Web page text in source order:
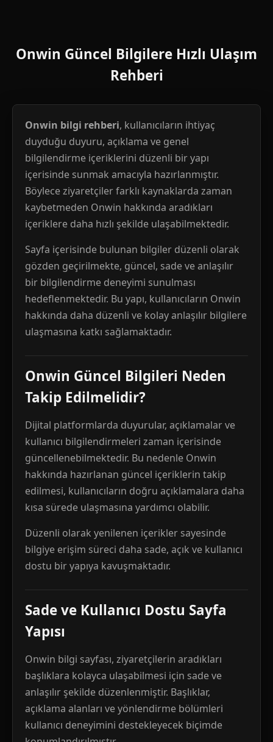
Onwin Güncel Bilgilere Hızlı Ulaşım
Rehberi
Onwin bilgi rehberi, kullanıcıların ihtiyaç
duyduğu duyuru, açıklama ve genel
bilgilendirme içeriklerini düzenli bir yapı
içerisinde sunmak amacıyla hazırlanmıştır.
Böylece ziyaretçiler farklı kaynaklarda zaman
kaybetmeden Onwin hakkında aradıkları
içeriklere daha hızlı şekilde ulaşabilmektedir.
Sayfa içerisinde bulunan bilgiler düzenli olarak
gözden geçirilmekte, güncel, sade ve anlaşılır
bir bilgilendirme deneyimi sunulması
hedeflenmektedir. Bu yapı, kullanıcıların Onwin
hakkında daha düzenli ve kolay anlaşılır bilgilere
ulaşmasına katkı sağlamaktadır.
Onwin Güncel Bilgileri Neden
Takip Edilmelidir?
Dijital platformlarda duyurular, açıklamalar ve
kullanıcı bilgilendirmeleri zaman içerisinde
güncellenebilmektedir. Bu nedenle Onwin
hakkında hazırlanan güncel içeriklerin takip
edilmesi, kullanıcıların doğru açıklamalara daha
kısa sürede ulaşmasına yardımcı olabilir.
Düzenli olarak yenilenen içerikler sayesinde
bilgiye erişim süreci daha sade, açık ve kullanıcı
dostu bir yapıya kavuşmaktadır.
Sade ve Kullanıcı Dostu Sayfa
Yapısı
Onwin bilgi sayfası, ziyaretçilerin aradıkları
başlıklara kolayca ulaşabilmesi için sade ve
anlaşılır şekilde düzenlenmiştir. Başlıklar,
açıklama alanları ve yönlendirme bölümleri
kullanıcı deneyimini destekleyecek biçimde